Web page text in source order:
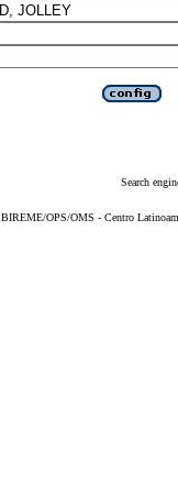
Search
BIREME/OPS/OMS - Centro